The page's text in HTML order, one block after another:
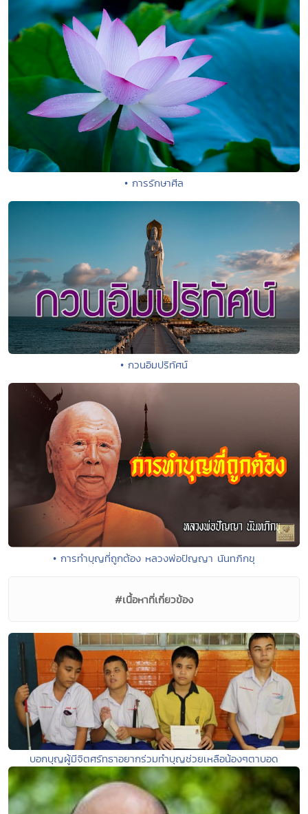
• การรักษาศีล
• กวนอิมปริทัศน์
• การทำบุญที่ถูกต้อง หลวงพ่อปัญญา นันทภิกขุ
#เนื้อหาที่เกี่ยวข้อง
บอกบุญผู้มีจิตศรัทธาอยากร่วมทำบุญช่วยเหลือน้องๆตาบอด